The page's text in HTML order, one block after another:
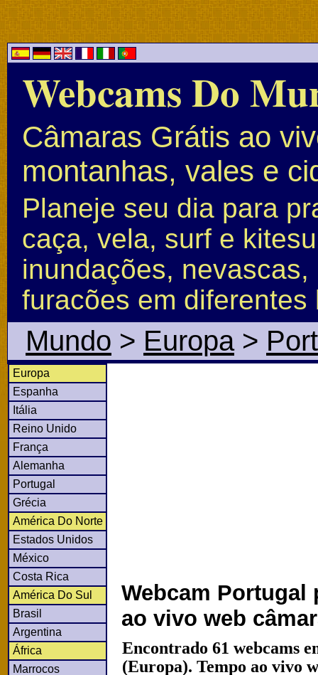
Webcams Do
Câmaras Grátis ao
montanhas, vales e
Planeje seu dia para
caça, vela, surf e
inundações,
furacões em
Mundo > Europa>
Europa
Espanha
Itália
Reino Unido
França
Alemanha
Portugal
Grécia
América Do Norte
Estados Unidos
México
Costa Rica
América Do Sul
Brasil
Argentina
África
Marrocos
Webcam Portugal
ao vivo web
Encontrado 61 webcams
(Europa). Tempo ao vivo